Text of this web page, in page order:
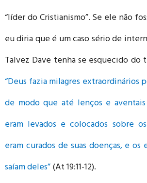
“líder do Cristianismo”. Se ele não
eu diria que é um caso sério de
Talvez Dave tenha se esquecido
“Deus fazia milagres extraordinários
de modo que até lenços e
eram levados e colocados sobre
eram curados de suas doenças, e
saíam deles”(At 19:11-12).